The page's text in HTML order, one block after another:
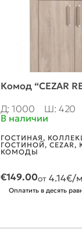
Комод “CEZAR
Д: 1000
Ш: 420
В наличии
ГОСТИНАЯ,
ГОСТИНОЙ, CEZAR,
КОМОДЫ
€149.00от 4.14€/
Оплатить в десять